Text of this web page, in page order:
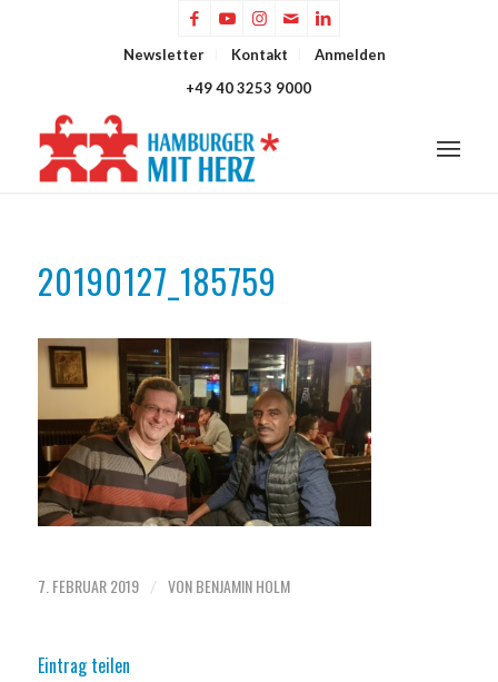
Newsletter Kontakt
Anmelden
+49 40 3253 9000
20190127_185759
7. FEBRUAR 2019 / VONBENJAMIN HOLM
Eintrag teilen